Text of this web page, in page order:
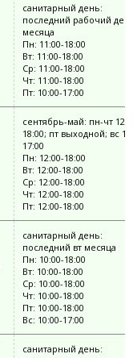
санитарный день:
последний рабочий
месяца
Пн: 11:00-18:00
Вт: 11:00-18:00
Ср: 11:00-18:00
Чт: 11:00-18:00
Пт: 10:00-17:00
сентябрь-май: пн-чт
18:00; пт выходной; вс
17:00
Пн: 12:00-18:00
Вт: 12:00-18:00
Ср: 12:00-18:00
Чт: 12:00-18:00
Пт: 12:00-18:00
санитарный день:
последний вт месяца
Пн: 10:00-18:00
Вт: 10:00-18:00
Ср: 10:00-18:00
Чт: 10:00-18:00
Пт: 10:00-18:00
Вс: 10:00-17:00
санитарный день: